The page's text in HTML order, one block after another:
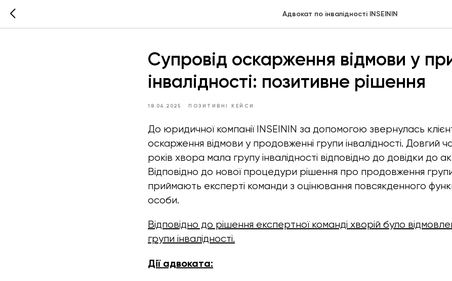
Адвокат по інвалідності INSEININ
Супровід оскарження відмови у
інвалідності: позитивне рішення
18.04.2025 ПОЗИТИВНІ КЕЙСИ
До юридичної компанії INSEININ за допомогою звернулась
оскарження відмови у продовженні групи інвалідності. Довгий
років хвора мала групу інвалідності відповідно до довідки до
Відповідно до нової процедури рішення про продовження групи
приймають експерті команди з оцінювання повсякденного
особи.
Відповідно до рішення експертної команді хворій було
групи інвалідності.
Дії адвоката: